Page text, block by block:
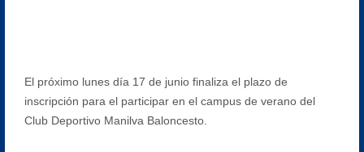
El próximo lunes día 17 de junio finaliza el plazo de
inscripción para el participar en el campus de verano del
Club Deportivo Manilva Baloncesto.